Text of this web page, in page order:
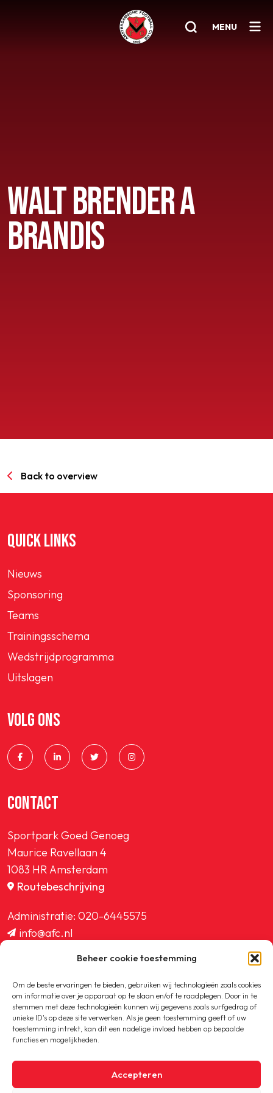
Beheer cookie toestemming
Om de beste ervaringen te bieden, gebruiken wij technologieën zoals cookies
om informatie over je apparaat op te slaan en/of te raadplegen. Door in te
stemmen met deze technologieën kunnen wij gegevens zoals surfgedrag of
unieke ID's op deze site verwerken. Als je geen toestemming geeft of uw
toestemming intrekt, kan dit een nadelige invloed hebben op bepaalde
functies en mogelijkheden.
Accepteren
MENU
Senioren
Clubinfo
Nieuwsoverzicht
WALT BRENDER A
BRANDIS
Back to overview
QUICK LINKS
Nieuws
Sponsoring
Teams
Trainingsschema
Wedstrijdprogramma
Uitslagen
VOLG ONS
CONTACT
Sportpark Goed Genoeg
Maurice Ravellaan 4
1083 HR Amsterdam
Routebeschrijving
Administratie: 020-6445575
info@afc.nl
ledenadministratie@afc.nl
Copyright © 2020-2026 AFC